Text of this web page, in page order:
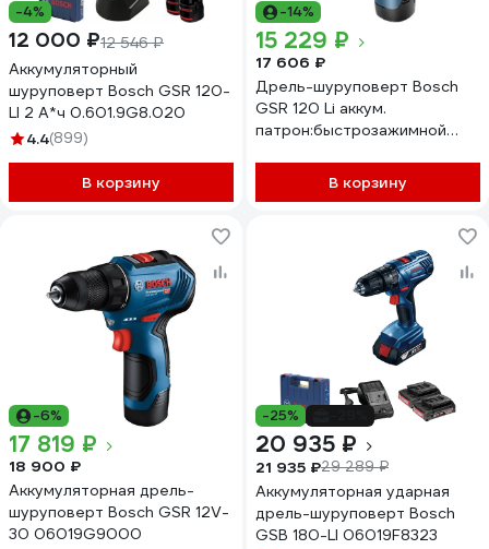
-4%
12 000 ₽12 546 ₽
Аккумуляторный
шуруповерт Bosch GSR 120-
LI 2 А*ч 0.601.9G8.020
4.4(899)
В корзину
-14%
15 229 ₽
17 606 ₽
Дрель-шуруповерт Bosch
GSR 120 Li аккум.
патрон:быстрозажимной
06019G80F0В корзину
-6%
17 819 ₽
18 900 ₽
Аккумуляторная дрель-
шуруповерт Bosch GSR 12V-
30 06019G9000
-25%
20 935 ₽
21 935 ₽29 289 ₽
Аккумуляторная ударная
дрель-шуруповерт Bosch
GSB 180-LI 06019F8323